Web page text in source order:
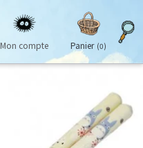
Mon compte Panier (0)